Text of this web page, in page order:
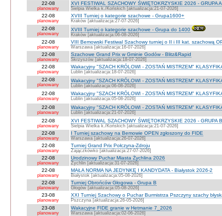
22-08
planowany
XVI FESTIWAL SZACHOWY ŚWIĘTOKRZYSKIE 2026 - GRUPA
Sielpia Wielka k./Końskich [aktualizacja:21-07-2026]
22-08
planowany
XVIII Turniej o kategorie szachowe - Grupa1600+
Kraków [aktualizacja:27-07-2026]
22-08
planowany
XVIII Turniej o kategorie szachowe - Grupa do 1400
Kraków [aktualizacja:06-08-2026]
22-08
planowany
VIII Bemowski Festiwal Szachowy turniej o II i III kat. szachową
Warszawa [aktualizacja:16-07-2026]
22-08
planowany
Szachowe Grand Prix w Gminie Godów - Blitz&Rapid
Skrzyszów [aktualizacja:18-07-2026]
22-08
planowany
Wakacyjny "SZACH KRÓLOWI - ZOSTAŃ MISTRZEM"
Lublin [aktualizacja:18-07-2026]
22-08
planowany
Wakacyjny "SZACH KRÓLOWI - ZOSTAŃ MISTRZEM"
Lublin [aktualizacja:06-08-2026]
22-08
planowany
Wakacyjny "SZACH KRÓLOWI - ZOSTAŃ MISTRZEM"
Lublin [aktualizacja:05-08-2026]
22-08
planowany
Wakacyjny "SZACH KRÓLOWI - ZOSTAŃ MISTRZEM"
Lublin [aktualizacja:21-07-2026]
22-08
planowany
XVI FESTIWAL SZACHOWY ŚWIĘTOKRZYSKIE 2026 - GRUPA B
Sielpia Wielka k./Końskich [aktualizacja:21-07-2026]
22-08
planowany
I Turniej szachowy na Bemowie OPEN zgłoszony do FIDE
Warszawa [aktualizacja:26-07-2026]
22-08
planowany
Turniej Grand Prix Połczyna-Zdroju
Zajączkówko [aktualizacja:27-07-2026]
22-08
planowany
Urodzinowy Puchar Miasta Żychlina 2026
Żychlin [aktualizacja:31-07-2026]
22-08
planowany
MAŁA NORMA NA JEDYNKĘ I KANDYDATA - Białystok 2026-2
Białystok [aktualizacja:05-08-2026]
22-08
planowany
Turniej Obrońców Głogowa - Grupa B
Głogów [aktualizacja:05-08-2026]
23-08
planowany
XXI Turniej Szachowy o Puchar Burmistrza Pszczyny szachy
Pszczyna [aktualizacja:26-05-2026]
23-08
planowany
Wakacyjne FIDE granie w Hetmanie 7_2026
Warszawa [aktualizacja:02-06-2026]